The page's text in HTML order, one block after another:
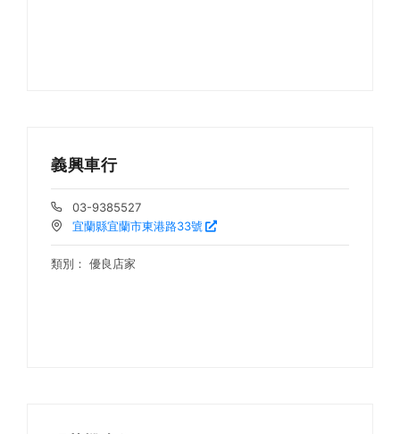
義興車行
03-9385527
宜蘭縣宜蘭市東港路33號
類別： 優良店家